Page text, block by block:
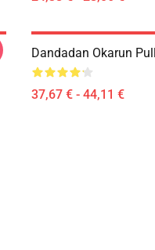
Dandadan Okarun
37,67 € - 44,11 €